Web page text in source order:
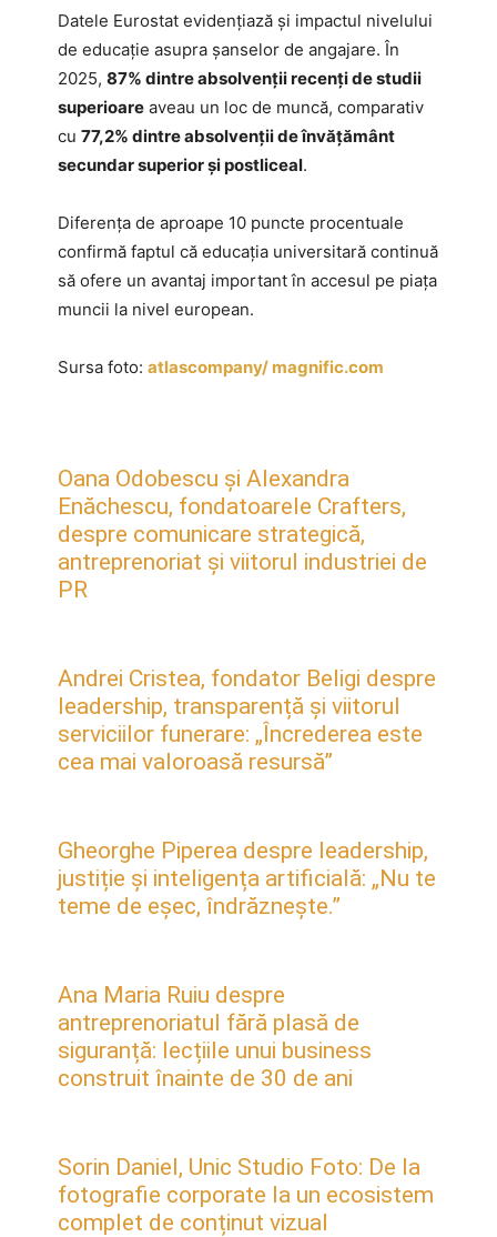
Datele Eurostat evidențiază și impactul nivelului
de educație asupra șanselor de angajare. În
2025, 87% dintre absolvenții recenți de studii
superioare aveau un loc de muncă, comparativ
cu 77,2% dintre absolvenții de învățământ
secundar superior și postliceal.
Diferența de aproape 10 puncte procentuale
confirmă faptul că educația universitară continuă
să ofere un avantaj important în accesul pe piața
muncii la nivel european.
Sursa foto: atlascompany/ magnific.com
Oana Odobescu și Alexandra
Enăchescu, fondatoarele Crafters,
despre comunicare strategică,
antreprenoriat și viitorul industriei de
PR
Andrei Cristea, fondator Beligi despre
leadership, transparență și viitorul
serviciilor funerare: „Încrederea este
cea mai valoroasă resursă”
Gheorghe Piperea despre leadership,
justiție și inteligența artificială: „Nu te
teme de eșec, îndrăznește.”
Ana Maria Ruiu despre
antreprenoriatul fără plasă de
siguranță: lecțiile unui business
construit înainte de 30 de ani
Sorin Daniel, Unic Studio Foto: De la
fotografie corporate la un ecosistem
complet de conținut vizual